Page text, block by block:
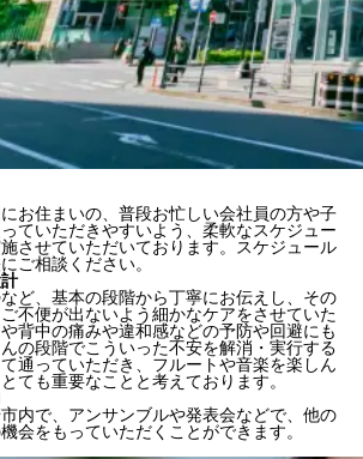
お住まいの、普段お忙しい会社員の方や子
ていただきやすいよう、柔軟なスケジュー
させていただいております。スケジュール
ご相談ください。
ど、基本の段階から丁寧にお伝えし、その
不便が出ないよう細かなケアをさせていた
背中の痛みや違和感などの予防や回避にも
の段階でこういった不安を解消・実行する
通っていただき、フルートや音楽を楽しん
ても重要なことと考えております。
内で、アンサンブルや発表会などで、他の
会をもっていただくことができます。